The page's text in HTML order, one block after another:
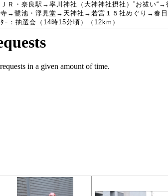
ＪＲ・奈良駅→率川神社（大神神社摂社）”お祓い
寺→鷺池・浮見堂→天神社→若宮１５社めぐり→春
ﾀｰ：抽選会（14時15分頃）（12km）